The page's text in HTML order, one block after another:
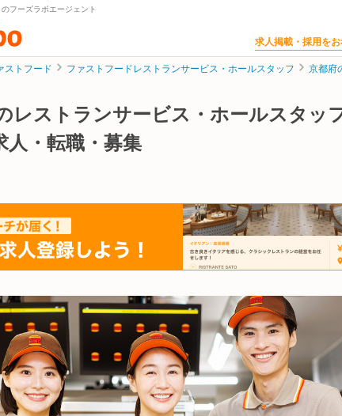
フーズラボエージェント
求人掲載・採用を
ストフード ファストフードレストランサービス・ホールスタッフ 京都府
レストランサービス・ホールスタッ
人・転職・募集